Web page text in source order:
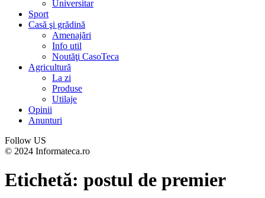
Universitar
Sport
Casă şi grădină
Amenajări
Info util
Noutăţi CasoTeca
Agricultură
La zi
Produse
Utilaje
Opinii
Anunturi
Follow US
© 2024 Informateca.ro
Etichetă: postul de premier